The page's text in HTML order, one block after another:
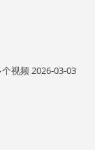
个视频2026-03-03